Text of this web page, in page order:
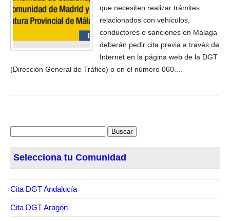
que necesiten realizar trámites
relacionados con vehículos,
conductores o sanciones en Málaga
deberán pedir cita previa a través de
Internet en la página web de la DGT
(Dirección General de Tráfico) o en el número 060....
Selecciona tu Comunidad
Cita DGT Andalucía
Cita DGT Aragón